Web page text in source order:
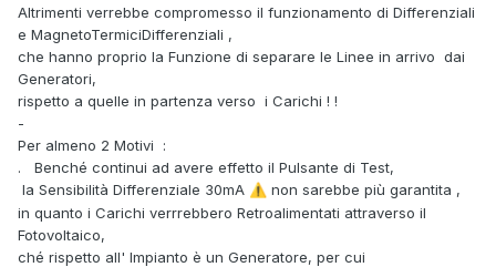
Altrimenti verrebbe compromesso il funzionamento di Differenziali
e MagnetoTermiciDifferenziali ,
che hanno proprio la Funzione di separare le Linee in arrivo dai
Generatori,
rispetto a quelle in partenza verso i Carichi ! !
-
Per almeno 2 Motivi :
. Benché continui ad avere effetto il Pulsante di Test,
la Sensibilità Differenziale 30mA ⚠️ non sarebbe più garantita ,
in quanto i Carichi verrrebbero Retroalimentati attraverso il
Fotovoltaico,
ché rispetto all' Impianto è un Generatore, per cui